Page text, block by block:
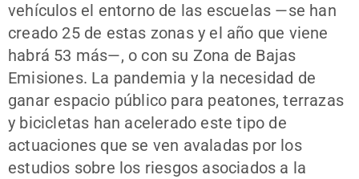
vehículos el entorno de las escuelas —se han
creado 25 de estas zonas y el año que viene
habrá 53 más—, o con su Zona de Bajas
Emisiones. La pandemia y la necesidad de
ganar espacio público para peatones, terrazas
y bicicletas han acelerado este tipo de
actuaciones que se ven avaladas por los
estudios sobre los riesgos asociados a la